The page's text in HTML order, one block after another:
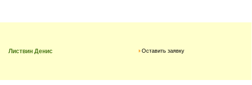
Листвин Денис Оставить заявку